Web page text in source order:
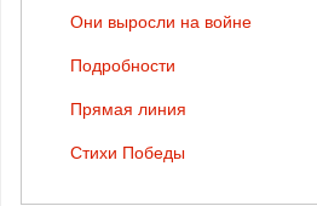
Они выросли на войне
Подробности
Прямая линия
Стихи Победы